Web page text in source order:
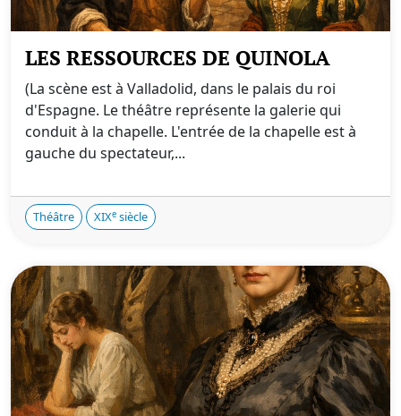
LES RESSOURCES DE QUINOLA
(La scène est à Valladolid, dans le palais du roi
d'Espagne. Le théâtre représente la galerie qui
conduit à la chapelle. L'entrée de la chapelle est à
gauche du spectateur,...
Théâtre XIXe siècle